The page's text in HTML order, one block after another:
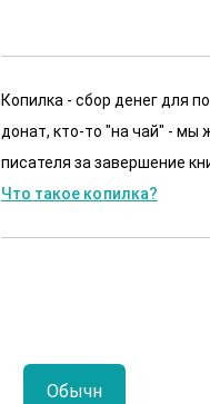
Копилка - сбор денег для
донат, кто-то "на чай" - мы
писателя за завершение
Что такое копилка?
Обычн